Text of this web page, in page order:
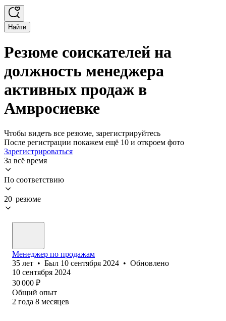
Найти
Резюме соискателей на
должность менеджера
активных продаж в
Амвросиевке
Чтобы видеть все резюме, зарегистрируйтесь
После регистрации покажем ещё 10 и откроем фото
Зарегистрироваться
За всё время
По соответствию
20 резюме
Менеджер по продажам
35 лет • Был 10 сентября 2024 • Обновлено
10 сентября 2024
30 000 ₽
Общий опыт
2 года 8 месяцев